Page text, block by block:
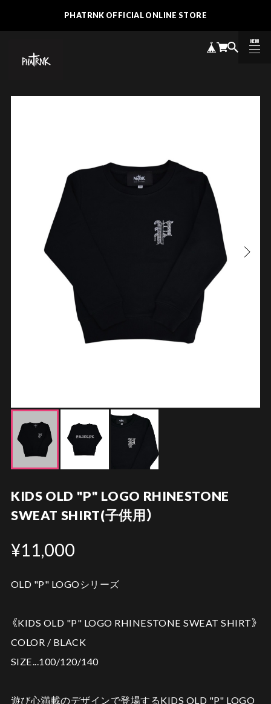
PHATRNK OFFICIAL ONLINE STORE
MENU
CLOSE
KIDS OLD "P" LOGO RHINESTONE
SWEAT SHIRT(子供用）
¥11,000
OLD "P" LOGOシリーズ
《KIDS OLD "P" LOGO RHINESTONE SWEAT SHIRT》
COLOR / BLACK
SIZE...100/120/140
遊び心満載のデザインで登場するKIDS OLD "P" LOGO